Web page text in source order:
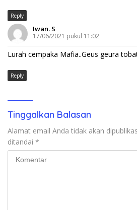
Reply
Iwan. S
17/06/2021 pukul 11:02
Lurah cempaka Mafia..Geus geura
Reply
Tinggalkan Balasan
Alamat email Anda tidak akan
ditandai *